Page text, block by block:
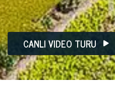
CANLI VIDEO TURU